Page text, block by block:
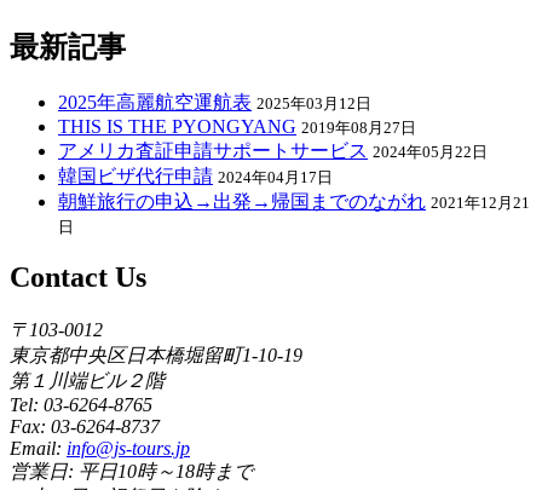
最新記事
2025年高麗航空運航表 2025年03月12日
THIS IS THE PYONGYANG 2019年08月27日
アメリカ査証申請サポートサービス 2024年05月22日
韓国ビザ代行申請 2024年04月17日
朝鮮旅行の申込→出発→帰国までのながれ 2021年12月21
日
Contact Us
〒103-0012
東京都中央区日本橋堀留町1-10-19
第１川端ビル２階
Tel: 03-6264-8765
Fax: 03-6264-8737
Email: info@js-tours.jp
営業日: 平日10時～18時まで